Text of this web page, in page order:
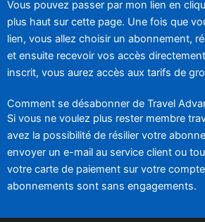
Vous pouvez passer par mon lien en
plus haut sur cette page. Une fois que
lien, vous allez choisir un abonnement,
et ensuite recevoir vos accès
inscrit, vous aurez accès aux tarifs de
Comment se désabonner de Travel
Si vous ne voulez plus rester membre
avez la possibilité de résilier votre
envoyer un e-mail au service client ou
votre carte de paiement sur votre
abonnements sont sans engagements.